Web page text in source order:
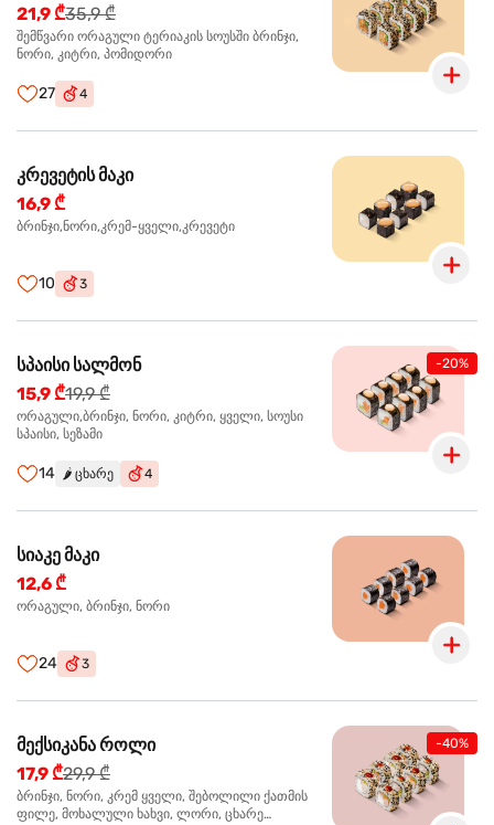
21,9 ₾35,9 ₾
შემწვარი ორაგული ტერიაკის სოუსში ბრინჯი,
ნორი, კიტრი, პომიდორი
27 4
კრევეტის მაკი
16,9 ₾
ბრინჯი,ნორი,კრემ-ყველი,კრევეტი
10 3
-20%
სპაისი სალმონ
15,9 ₾19,9 ₾
ორაგული,ბრინჯი, ნორი, კიტრი, ყველი, სოუსი
სპაისი, სეზამი
14 🌶️ ცხარე 4
სიაკე მაკი
12,6 ₾
ორაგული, ბრინჯი, ნორი
24 3
-40%
მექსიკანა როლი
17,9 ₾29,9 ₾
ბრინჯი, ნორი, კრემ ყველი, შებოლილი ქათმის
ფილე, მოხალული ხახვი, ლორი, ცხარე